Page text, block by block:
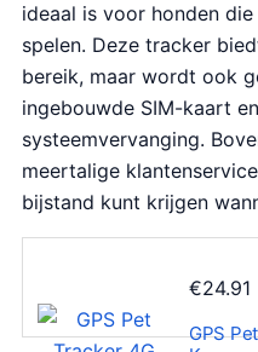
ideaal is voor honden
spelen. Deze tracker
bereik, maar wordt ook
ingebouwde SIM-kaart
systeemvervanging.
meertalige
bijstand kunt krijgen
€24.91
GPS